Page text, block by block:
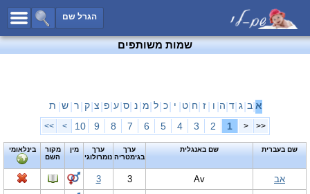
הגרל שם
כל השמות
שמות לבנים
שמות משותפים
שמות נפוצים
שמות נדירים
קטגוריות
מפורסמיםחדש!
שמות משותפים
א ב ג ד ה ו ז ח ט י כ ל מ נ ס ע פ צ ק ר ש ת
<<
<
1
2
3
4
5
6
7
8
9
10
>
>>
שם בעברית שם באנגלית
ערך
בגימטריה
ערך
נומרולוגי
מין
מקור
השם
בינלאומי
אב Av
3
3